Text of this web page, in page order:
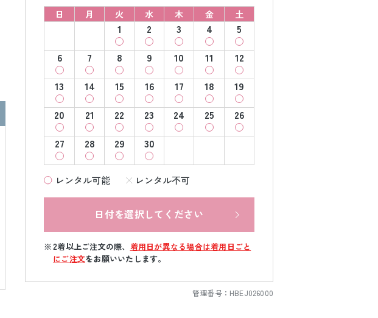
日 月 火 水 木 金 土
1 2 3 4
5
6
7 8 9 10 11
12
13
14 15 16 17 18
19
20
21 22 23 24 25
26
27
28 29 30
レンタル可能 レンタル不可
日付を選択してください
2着以上ご注文の際、 着用日が異なる場合は着用日ごと
にご注文をお願いいたします。
管理番号： HBEJ026000